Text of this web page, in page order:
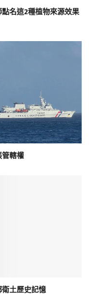
名這2種植物來源效果
管轄權
土歷史記憶